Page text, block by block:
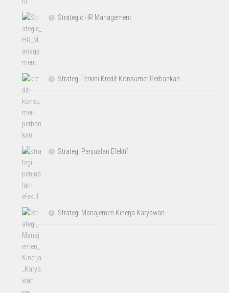
Strategic HR Management
Strategi Terkini Kredit Konsumer Perbankan
Strategi Penjualan Efektif
Strategi Manajemen Kinerja Karyawan